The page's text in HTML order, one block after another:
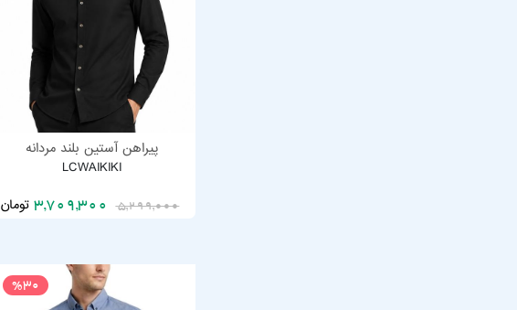
پیراهن آستین بلند مردانه
LCWAIKIKI
5,299,000
3,709,300 تومان
%30